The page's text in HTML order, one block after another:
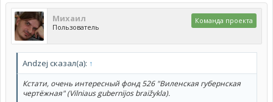
Михаил
Пользователь
Команда проекта
Andzej сказал(а): ↑
Кстати, очень интересный фонд 526 "Виленская губернская
чертёжная" (Vilniaus gubernijos braižykla).